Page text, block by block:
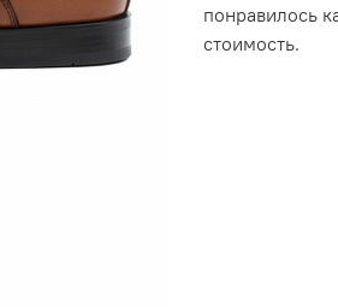
понравилось
стоимость.